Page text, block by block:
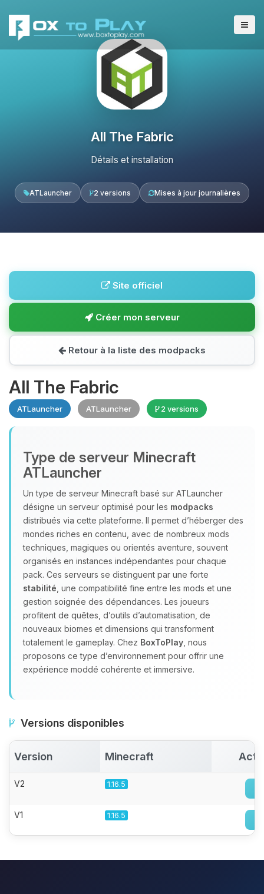
All The Fabric
Détails et installation
ATLauncher 2 versions Mises à jour journalières
Site officiel
Créer mon serveur
Retour à la liste des modpacks
All The Fabric
ATLauncher ATLauncher 2 versions
Type de serveur Minecraft
ATLauncher
Un type de serveur Minecraft basé sur ATLauncher
désigne un serveur optimisé pour les modpacks
distribués via cette plateforme. Il permet d’héberger des
mondes riches en contenu, avec de nombreux mods
techniques, magiques ou orientés aventure, souvent
organisés en instances indépendantes pour chaque
pack. Ces serveurs se distinguent par une forte
stabilité , une compatibilité fine entre les mods et une
gestion soignée des dépendances. Les joueurs
profitent de quêtes, d’outils d’automatisation, de
nouveaux biomes et dimensions qui transforment
totalement le gameplay. Chez BoxToPlay , nous
proposons ce type d’environnement pour offrir une
expérience moddé cohérente et immersive.
Versions disponibles
Version Minecraft
V2 1.16.5
V1 1.16.5
Youpi, enfin quelqu’un pour me
parler ! Moi c’est Choupy, ton petit
assistant BoxToPlay. Dis-moi ce dont
tu as besoin et je vais remuer mes
petits circuits pour t’aider.
09/08/2026 à 06:16